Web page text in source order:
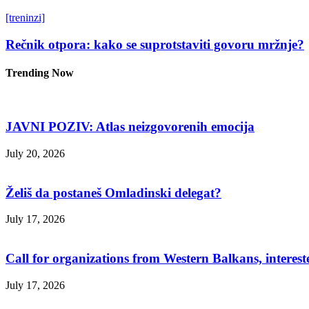
[treninzi]
Rečnik otpora: kako se suprotstaviti govoru mržnje?
Trending Now
JAVNI POZIV: Atlas neizgovorenih emocija
July 20, 2026
Želiš da postaneš Omladinski delegat?
July 17, 2026
Call for organizations from Western Balkans,
July 17, 2026